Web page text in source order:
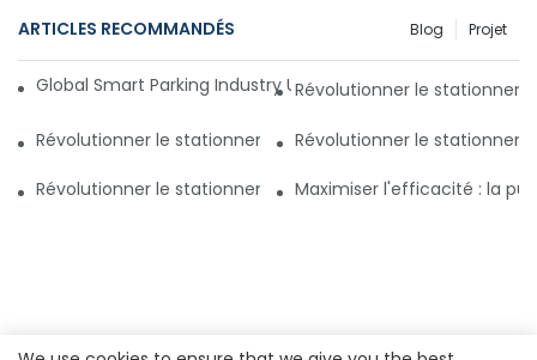
ARTICLES RECOMMANDÉS Projet
Blog
Global Smart Parking Industry Update for Third Quarter of
Révolutionner le
Révolutionner le stationnement avec un système de
Révolutionner le
Révolutionner le stationnement au Pakistan : un nouveau
Maximiser l'efficacité : la